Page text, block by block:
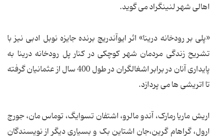
اهالی شهر لنینگراد می گوید.
«پلی بر رودخانه درینا» اثر ایوآندریچ برنده جایزه نوبل ادبی نیز با
تشریح زندگی مردمان شهر کوچکی در کنار پل رودخانه درینا به
پایداری آنان در برابر اشغالگران در طول 400 سال از عثمانیان گرفته
تا اتریشی ها می پردازد.
اریش ماریا رمارک، آندو مالرو، اشتفان تسوایگ، توماس مان، جورج
ارول، گراهام گرین،جان اشتاین بک و بسیاری دیگر از نویسندگان